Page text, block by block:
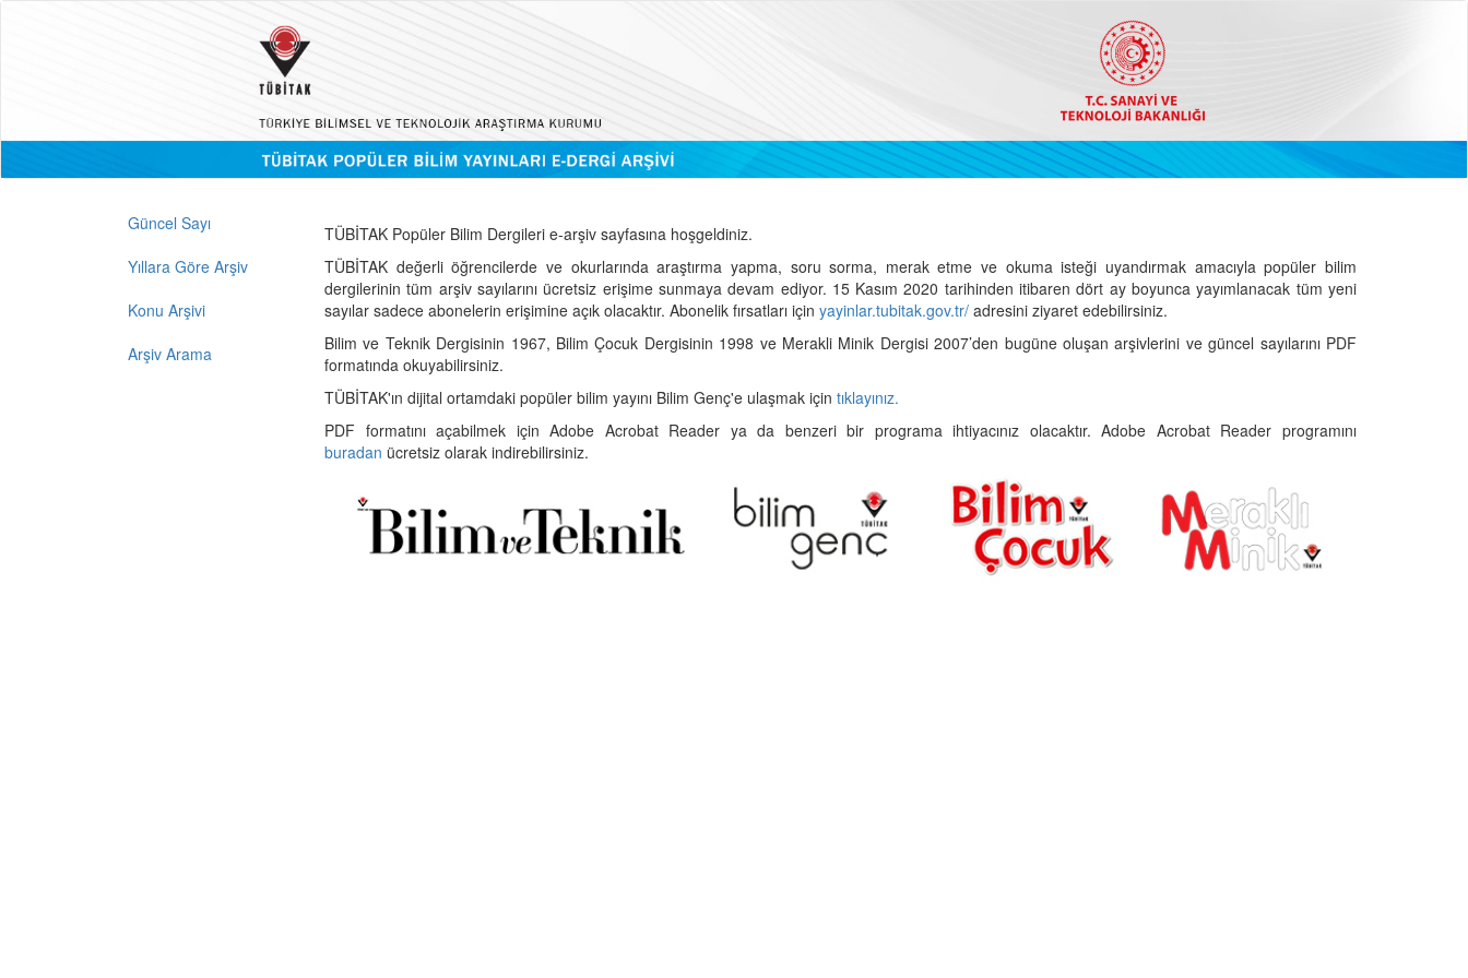
Güncel Sayı
Yıllara Göre Arşiv
Konu Arşivi
Arşiv Arama
TÜBİTAK Popüler Bilim Dergileri e-arşiv sayfasına hoşgeldiniz.
TÜBİTAK değerli öğrencilerde ve okurlarında araştırma yapma, soru sorma, merak etme ve okuma isteği uyandırmak amacıyla popüler bilim
dergilerinin tüm arşiv sayılarını ücretsiz erişime sunmaya devam ediyor. 15 Kasım 2020 tarihinden itibaren dört ay boyunca yayımlanacak tüm yeni
sayılar sadece abonelerin erişimine açık olacaktır. Abonelik fırsatları için yayinlar.tubitak.gov.tr/ adresini ziyaret edebilirsiniz.
Bilim ve Teknik Dergisinin 1967, Bilim Çocuk Dergisinin 1998 ve Merakli Minik Dergisi 2007’den bugüne oluşan arşivlerini ve güncel sayılarını PDF
formatında okuyabilirsiniz.
TÜBİTAK'ın dijital ortamdaki popüler bilim yayını Bilim Genç'e ulaşmak için tıklayınız.
PDF formatını açabilmek için Adobe Acrobat Reader ya da benzeri bir programa ihtiyacınız olacaktır. Adobe Acrobat Reader programını
buradan ücretsiz olarak indirebilirsiniz.